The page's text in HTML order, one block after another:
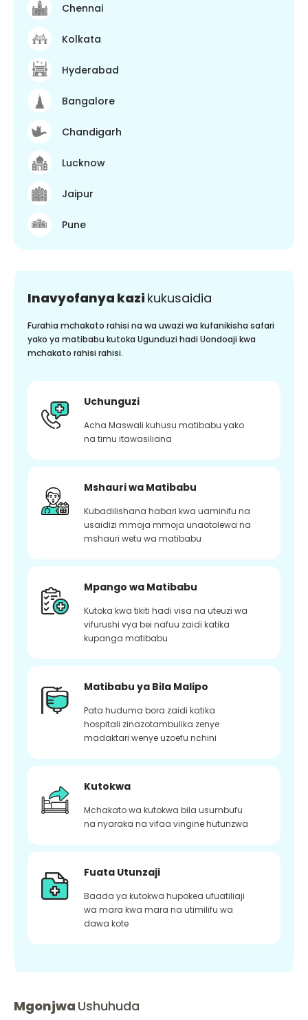
Chennai
Kolkata
Hyderabad
Bangalore
Chandigarh
Lucknow
Jaipur
Pune
Inavyofanya kazi kukusaidia
Furahia mchakato rahisi na wa uwazi wa kufanikisha safari
yako ya matibabu kutoka Ugunduzi hadi Uondoaji kwa
mchakato rahisi rahisi.
Uchunguzi
Acha Maswali kuhusu matibabu yako
na timu itawasiliana
Mshauri wa Matibabu
Kubadilishana habari kwa uaminifu na
usaidizi mmoja mmoja unaotolewa na
mshauri wetu wa matibabu
Mpango wa Matibabu
Kutoka kwa tikiti hadi visa na uteuzi wa
vifurushi vya bei nafuu zaidi katika
kupanga matibabu
Matibabu ya Bila Malipo
Pata huduma bora zaidi katika
hospitali zinazotambulika zenye
madaktari wenye uzoefu nchini
Kutokwa
Mchakato wa kutokwa bila usumbufu
na nyaraka na vifaa vingine hutunzwa
Fuata Utunzaji
Baada ya kutokwa hupokea ufuatiliaji
wa mara kwa mara na utimilifu wa
dawa kote
Mgonjwa Ushuhuda